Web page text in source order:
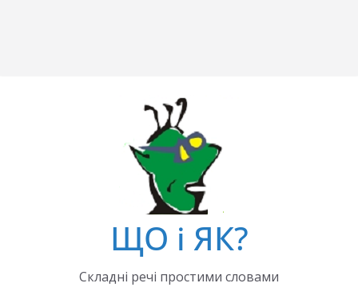
ЩО і ЯК?
Складні речі простими словами